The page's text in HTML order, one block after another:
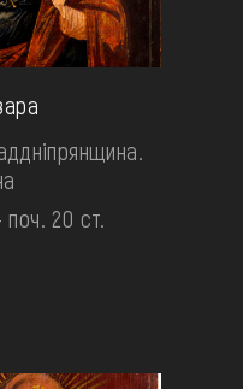
поч. 20 ст.